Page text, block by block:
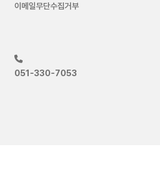
이메일무단수집거부
051-330-7053